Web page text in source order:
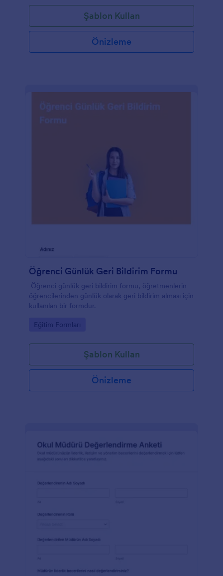
bir dizi soruya göre değerlendirmenize yardımcı
olacaktır. Bu sözlü İngilizce geri bildirim formunu,
değerlendirmenin nihai sonucuyla ilgili geri bildirim
veya ek açıklamalar sağlamak için kullanabilirsiniz. Bu
dil değerlendirme formu şablonu, öğrencilerinin dil
formunuzu Google Drive ve Dropbox dahil olmak
üzere 100'den fazla popüler platformla entegre
Şablon Kullan
Önizleme
Öğrenci Günlük Geri Bildirim Formu
Öğrenci günlük geri bildirim formu, öğretmenlerin
öğrencilerinden günlük olarak geri bildirim alması için
kullanılan bir formdur.
Go to Category:
Eğitim Formları
Şablon Kullan
Önizleme